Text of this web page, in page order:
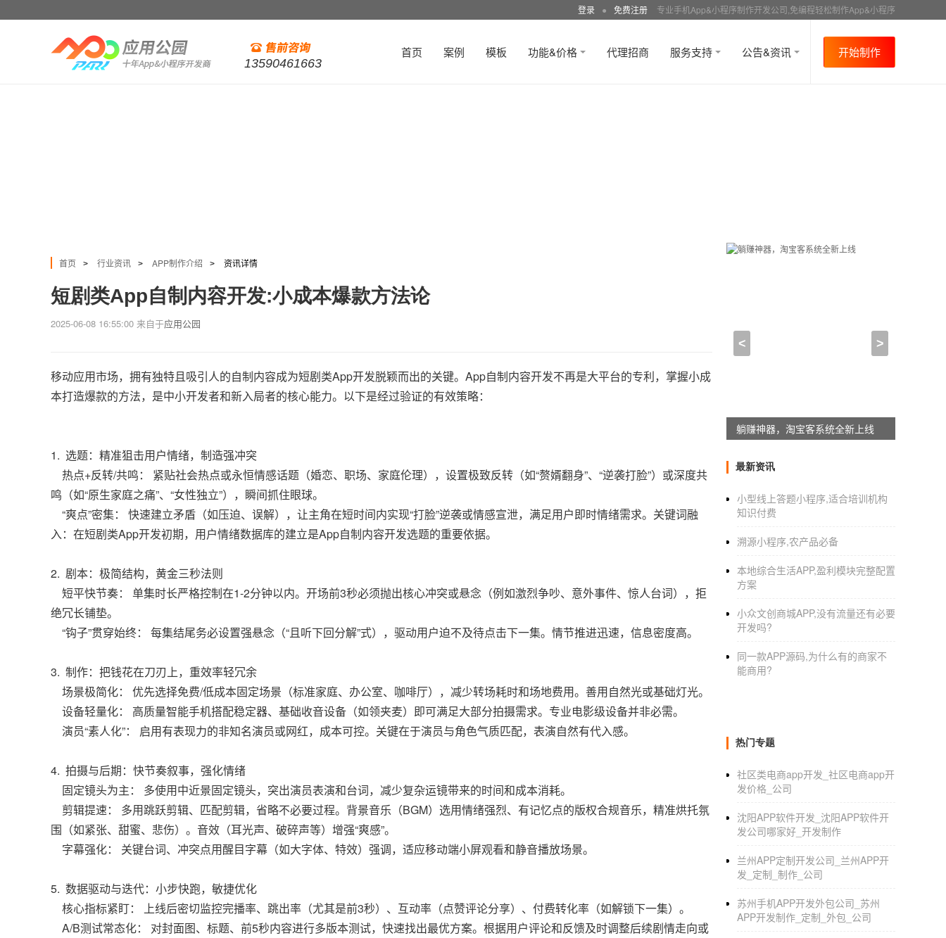
登录 ● 免费注册 专业手机App&小程序制作开发公司,免编程轻松制作App&小程序
13590461663
首页 案例 模板 功能&价格 代理招商 服务支持 公告&资讯 开始制作
首页 > 行业资讯 > APP制作介绍 > 资讯详情
短剧类App自制内容开发:小成本爆款方法论
2025-06-08 16:55:00 来自于应用公园
移动应用市场，拥有独特且吸引人的自制内容成为短剧类App开发脱颖而出的关键。App自制内容开发不再是大平台的专利，掌握小成
本打造爆款的方法，是中小开发者和新入局者的核心能力。以下是经过验证的有效策略：
1. 选题：精准狙击用户情绪，制造强冲突
热点+反转/共鸣： 紧贴社会热点或永恒情感话题（婚恋、职场、家庭伦理），设置极致反转（如“赘婿翻身”、“逆袭打脸”）或深度共
鸣（如“原生家庭之痛”、“女性独立”），瞬间抓住眼球。
“爽点”密集： 快速建立矛盾（如压迫、误解），让主角在短时间内实现“打脸”逆袭或情感宣泄，满足用户即时情绪需求。关键词融
入：在短剧类App开发初期，用户情绪数据库的建立是App自制内容开发选题的重要依据。
2. 剧本：极简结构，黄金三秒法则
短平快节奏： 单集时长严格控制在1-2分钟以内。开场前3秒必须抛出核心冲突或悬念（例如激烈争吵、意外事件、惊人台词），拒
绝冗长铺垫。
“钩子”贯穿始终： 每集结尾务必设置强悬念（“且听下回分解”式），驱动用户迫不及待点击下一集。情节推进迅速，信息密度高。
3. 制作：把钱花在刀刃上，重效率轻冗余
场景极简化： 优先选择免费/低成本固定场景（标准家庭、办公室、咖啡厅），减少转场耗时和场地费用。善用自然光或基础灯光。
设备轻量化： 高质量智能手机搭配稳定器、基础收音设备（如领夹麦）即可满足大部分拍摄需求。专业电影级设备并非必需。
演员“素人化”： 启用有表现力的非知名演员或网红，成本可控。关键在于演员与角色气质匹配，表演自然有代入感。
4. 拍摄与后期：快节奏叙事，强化情绪
固定镜头为主： 多使用中近景固定镜头，突出演员表演和台词，减少复杂运镜带来的时间和成本消耗。
剪辑提速： 多用跳跃剪辑、匹配剪辑，省略不必要过程。背景音乐（BGM）选用情绪强烈、有记忆点的版权合规音乐，精准烘托氛
围（如紧张、甜蜜、悲伤）。音效（耳光声、破碎声等）增强“爽感”。
字幕强化： 关键台词、冲突点用醒目字幕（如大字体、特效）强调，适应移动端小屏观看和静音播放场景。
5. 数据驱动与迭代：小步快跑，敏捷优化
核心指标紧盯： 上线后密切监控完播率、跳出率（尤其是前3秒）、互动率（点赞评论分享）、付费转化率（如解锁下一集）。
A/B测试常态化： 对封面图、标题、前5秒内容进行多版本测试，快速找出最优方案。根据用户评论和反馈及时调整后续剧情走向或
< >
躺赚神器，淘宝客系统全新上线
最新资讯
小型线上答题小程序,适合培训机构
知识付费
溯源小程序,农产品必备
本地综合生活APP,盈利模块完整配置
方案
小众文创商城APP,没有流量还有必要
开发吗?
同一款APP源码,为什么有的商家不
能商用?
热门专题
社区类电商app开发_社区电商app开
发价格_公司
沈阳APP软件开发_沈阳APP软件开
发公司哪家好_开发制作
兰州APP定制开发公司_兰州APP开
发_定制_制作_公司
苏州手机APP开发外包公司_苏州
APP开发制作_定制_外包_公司